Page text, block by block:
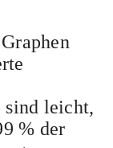
sind leicht,
% der